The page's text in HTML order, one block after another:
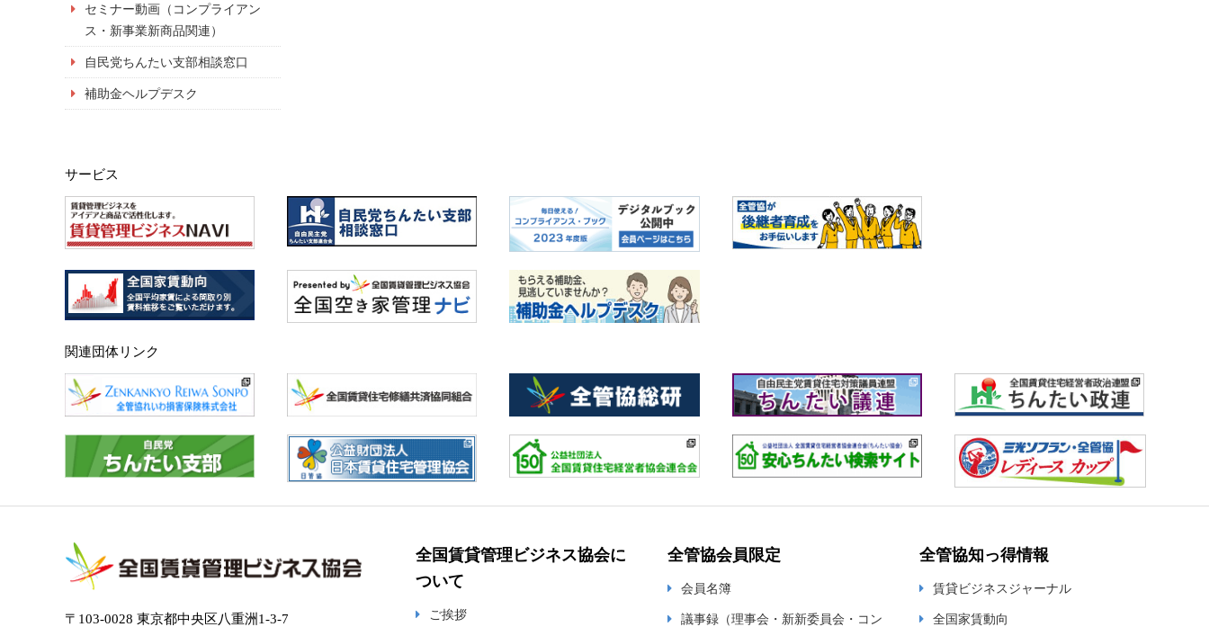
セミナー動画（コンプライアン
ス・新事業新商品関連）
自民党ちんたい支部相談窓口
補助金ヘルプデスク
サービス
関連団体リンク
〒103-0028 東京都中央区八重洲1-3-7
全国賃貸管理ビジネス協会に
ついて
ご挨拶
全管協会員限定
会員名簿
議事録（理事会・新新委員会・コン
全管協知っ得情報
賃貸ビジネスジャーナル
全国家賃動向